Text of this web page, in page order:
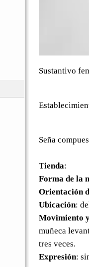
Sustantivo
Seña
Tienda:
Forma de la
Orientación
Ubicación:
Movimiento
muñeca
tres veces.
Expresión: